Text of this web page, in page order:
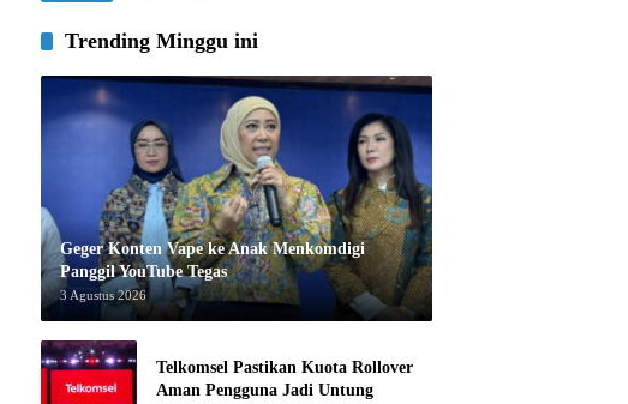
Trending Minggu ini
Geger Konten Vape ke Anak Menkomdigi
Panggil YouTube Tegas
3 Agustus 2026
Telkomsel Pastikan Kuota Rollover
Aman Pengguna Jadi Untung